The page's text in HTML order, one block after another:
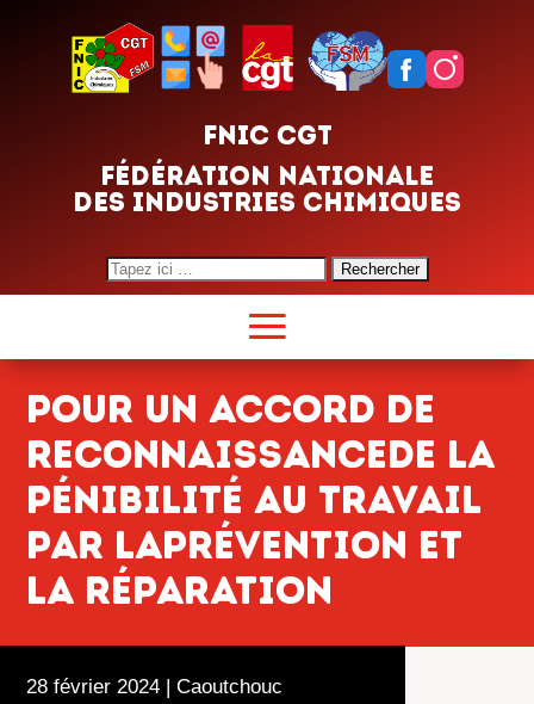
FNIC CGT
FÉDÉRATION NATIONALE
DES INDUSTRIES CHIMIQUES
Search
for:
POUR UN ACCORD DE
RECONNAISSANCEDE LA
PÉNIBILITÉ AU TRAVAIL
PAR LAPRÉVENTION ET
LA RÉPARATION
28 février 2024 | Caoutchouc